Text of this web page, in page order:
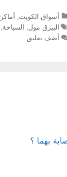
التصنيفات
أسواق الكويت,
الوسوم
البيرق مول, السياحة,
أضف تعليق
بهما ؟